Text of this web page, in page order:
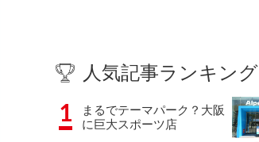
人気記事ランキング
1
まるでテーマパーク？大阪
に巨大スポーツ店